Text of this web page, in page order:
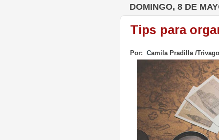
DOMINGO, 8 DE
Tips para
Por: Camila Pradilla /Trivago